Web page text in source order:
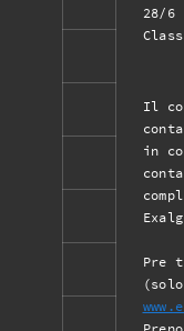
28/6
Il
in
Pre